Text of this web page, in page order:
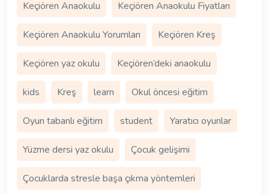
Keçiören Anaokulu Keçiören Anaokulu Fiyatları
Keçiören Anaokulu Yorumları Keçiören Kreş
Keçiören yaz okulu Keçiören’deki anaokulu
kids Kreş learn Okul öncesi eğitim
Oyun tabanlı eğitim student Yaratıcı oyunlar
Yüzme dersi yaz okulu Çocuk gelişimi
Çocuklarda stresle başa çıkma yöntemleri